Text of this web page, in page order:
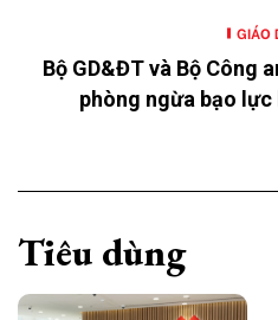
GIÁO
Bộ GD&ĐT và Bộ Công
phòng ngừa bạo
Tiêu dùng